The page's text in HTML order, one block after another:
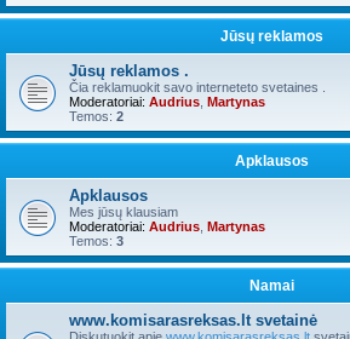
Jūsų reklamos
Jūsų reklamos .
Čia reklamuokit savo interneteto svetaines .
Moderatoriai: Audrius Martynas
Temos: 2
Apklausos
Apklausos
Mes jūsų klausiam
Moderatoriai: Audrius Martynas
Temos: 3
Namai
www.komisarasreksas.lt svetainė